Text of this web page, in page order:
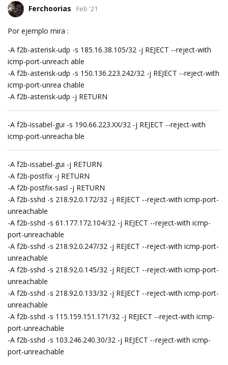
Ferchoorias Feb '21
Por ejemplo mira :
-A f2b-asterisk-udp -s 185.16.38.105/32 -j REJECT --reject-with
icmp-port-unreach able
-A f2b-asterisk-udp -s 150.136.223.242/32 -j REJECT --reject-with
icmp-port-unrea chable
-A f2b-asterisk-udp -j RETURN
-A f2b-issabel-gui -s 190.66.223.XX/32 -j REJECT --reject-with
icmp-port-unreacha ble
-A f2b-issabel-gui -j RETURN
-A f2b-postfix -j RETURN
-A f2b-postfix-sasl -j RETURN
-A f2b-sshd -s 218.92.0.172/32 -j REJECT --reject-with icmp-port-
unreachable
-A f2b-sshd -s 61.177.172.104/32 -j REJECT --reject-with icmp-
port-unreachable
-A f2b-sshd -s 218.92.0.247/32 -j REJECT --reject-with icmp-port-
unreachable
-A f2b-sshd -s 218.92.0.145/32 -j REJECT --reject-with icmp-port-
unreachable
-A f2b-sshd -s 218.92.0.133/32 -j REJECT --reject-with icmp-port-
unreachable
-A f2b-sshd -s 115.159.151.171/32 -j REJECT --reject-with icmp-
port-unreachable
-A f2b-sshd -s 103.246.240.30/32 -j REJECT --reject-with icmp-
port-unreachable